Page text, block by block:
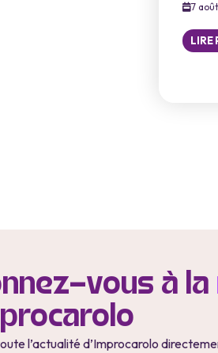
7
LIRE
vous à la
l’actualité d’Improcarolo